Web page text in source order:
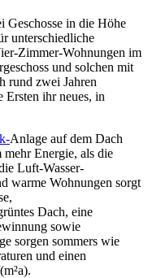
Geschosse in die Höhe
unterschiedliche
Zimmer-Wohnungen im
und solchen mit
rund zwei Jahren
Ersten ihr neues, in
Anlage auf dem Dach
Energie, als die
Luft-Wasser-
warme Wohnungen sorgt
Dach, eine
sowie
sorgen sommers wie
und einen